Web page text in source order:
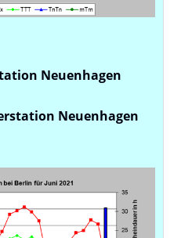
Neuenhagen
Neuenhagen